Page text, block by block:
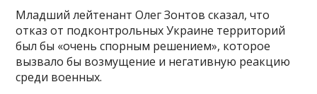
Младший лейтенант Олег Зонтов сказал, что
отказ от подконтрольных Украине территорий
был бы «очень спорным решением», которое
вызвало бы возмущение и негативную реакцию
среди военных.